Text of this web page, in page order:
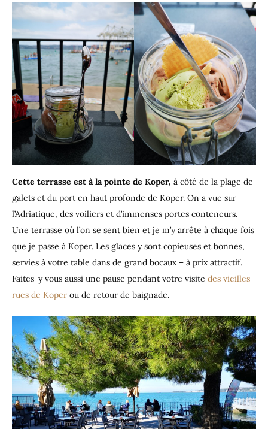
Cette terrasse est à la pointe de Koper, à côté de la plage de
galets et du port en haut profonde de Koper. On a vue sur
l’Adriatique, des voiliers et d’immenses portes conteneurs.
Une terrasse où l’on se sent bien et je m’y arrête à chaque fois
que je passe à Koper. Les glaces y sont copieuses et bonnes,
servies à votre table dans de grand bocaux – à prix attractif.
Faites-y vous aussi une pause pendant votre visite des vieilles
rues de Koper ou de retour de baignade.